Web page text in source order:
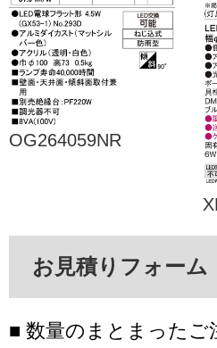
OG264059NR
お見積りフォーム
■ 数量のまとまったご